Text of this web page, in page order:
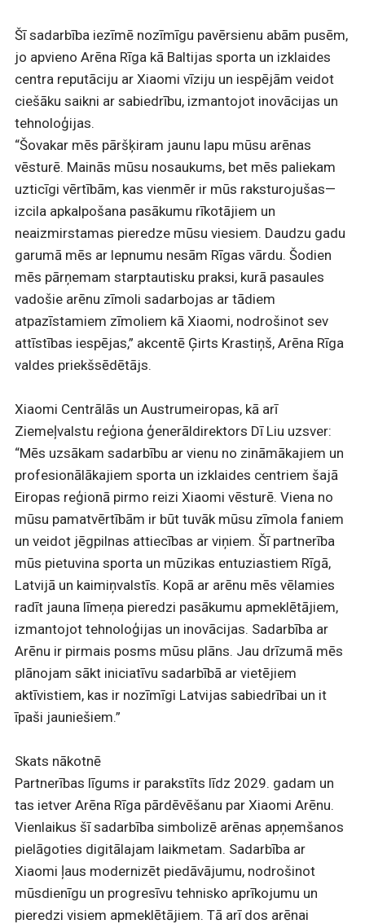
Šī sadarbība iezīmē nozīmīgu pavērsienu abām pusēm,
jo apvieno Arēna Rīga kā Baltijas sporta un izklaides
centra reputāciju ar Xiaomi vīziju un iespējām veidot
ciešāku saikni ar sabiedrību, izmantojot inovācijas un
tehnoloģijas.
“Šovakar mēs pāršķiram jaunu lapu mūsu arēnas
vēsturē. Mainās mūsu nosaukums, bet mēs paliekam
uzticīgi vērtībām, kas vienmēr ir mūs raksturojušas—
izcila apkalpošana pasākumu rīkotājiem un
neaizmirstamas pieredze mūsu viesiem. Daudzu gadu
garumā mēs ar lepnumu nesām Rīgas vārdu. Šodien
mēs pārņemam starptautisku praksi, kurā pasaules
vadošie arēnu zīmoli sadarbojas ar tādiem
atpazīstamiem zīmoliem kā Xiaomi, nodrošinot sev
attīstības iespējas,” akcentē Ģirts Krastiņš, Arēna Rīga
valdes priekšsēdētājs.
Xiaomi Centrālās un Austrumeiropas, kā arī
Ziemeļvalstu reģiona ģenerāldirektors Dī Liu uzsver:
“Mēs uzsākam sadarbību ar vienu no zināmākajiem un
profesionālākajiem sporta un izklaides centriem šajā
Eiropas reģionā pirmo reizi Xiaomi vēsturē. Viena no
mūsu pamatvērtībām ir būt tuvāk mūsu zīmola faniem
un veidot jēgpilnas attiecības ar viņiem. Šī partnerība
mūs pietuvina sporta un mūzikas entuziastiem Rīgā,
Latvijā un kaimiņvalstīs. Kopā ar arēnu mēs vēlamies
radīt jauna līmeņa pieredzi pasākumu apmeklētājiem,
izmantojot tehnoloģijas un inovācijas. Sadarbība ar
Arēnu ir pirmais posms mūsu plāns. Jau drīzumā mēs
plānojam sākt iniciatīvu sadarbībā ar vietējiem
aktīvistiem, kas ir nozīmīgi Latvijas sabiedrībai un it
īpaši jauniešiem.”
Skats nākotnē
Partnerības līgums ir parakstīts līdz 2029. gadam un
tas ietver Arēna Rīga pārdēvēšanu par Xiaomi Arēnu.
Vienlaikus šī sadarbība simbolizē arēnas apņemšanos
pielāgoties digitālajam laikmetam. Sadarbība ar
Xiaomi ļaus modernizēt piedāvājumu, nodrošinot
mūsdienīgu un progresīvu tehnisko aprīkojumu un
pieredzi visiem apmeklētājiem. Tā arī dos arēnai